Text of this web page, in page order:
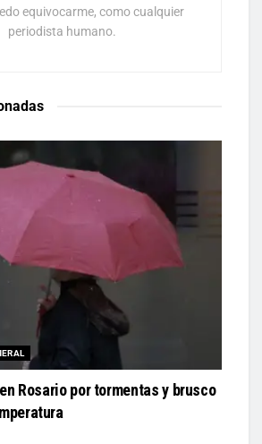
equivocarme, como cualquier
periodista humano.
Rosario por tormentas y brusco